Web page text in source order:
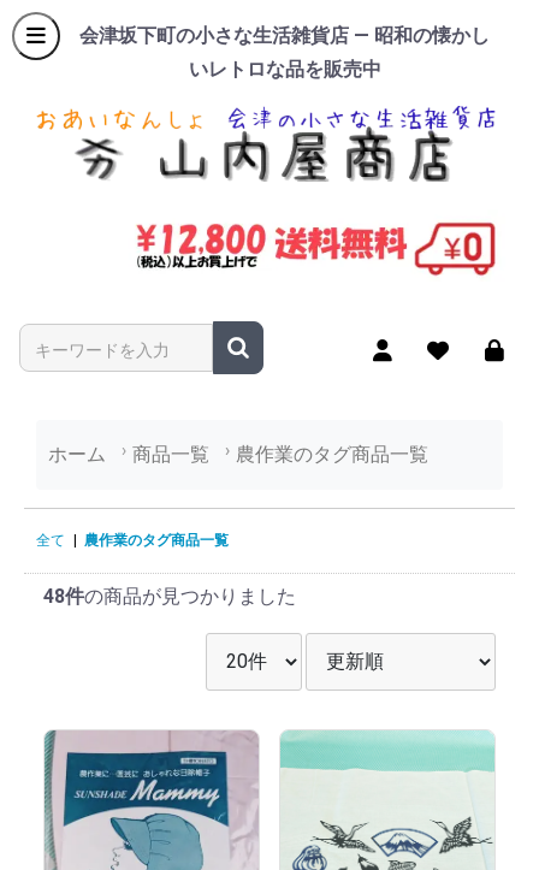
会津坂下町の小さな生活雑貨店 — 昭和の懐かし
いレトロな品を販売中
商品名やキーワードを入力
ホーム 商品一覧 農作業のタグ商品一覧
農作業のタグ商品一覧
全て 農作業のタグ商品一覧
48件の商品が見つかりました
並び順を選択